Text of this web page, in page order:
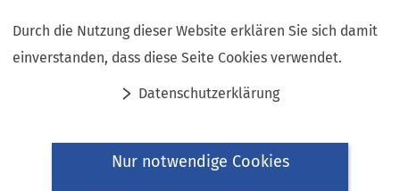
Durch die Nutzung dieser Website erklären Sie sich damit
einverstanden, dass diese Seite Cookies verwendet.
Datenschutzerklärung
Nur notwendige Cookies
Inhalt anspringen